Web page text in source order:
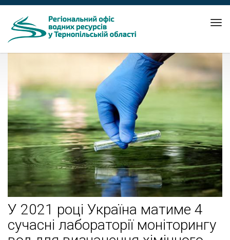
У 2021 році Україна матиме 4
сучасні лабораторії моніторингу